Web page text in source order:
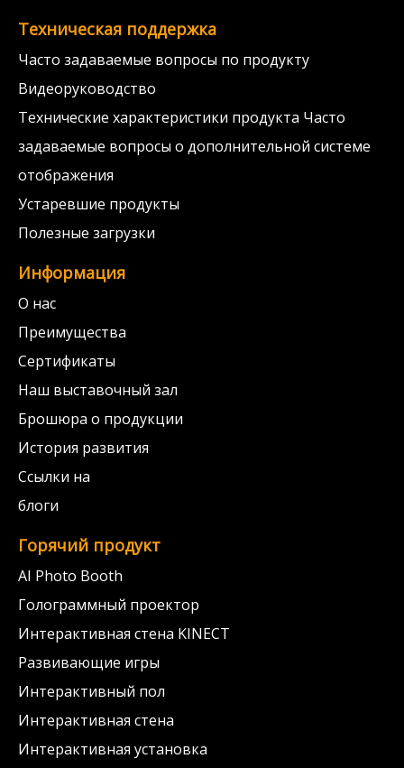
Техническая поддержка
Часто задаваемые вопросы по продукту
Видеоруководство
Технические характеристики продукта Часто
задаваемые вопросы о дополнительной системе
отображения
Устаревшие продукты
Полезные загрузки
Информация
О нас
Преимущества
Сертификаты
Наш выставочный зал
Брошюра о продукции
История развития
Ссылки на
блоги
Горячий продукт
AI Photo Booth
Голограммный проектор
Интерактивная стена KINECT
Развивающие игры
Интерактивный пол
Интерактивная стена
Интерактивная установка